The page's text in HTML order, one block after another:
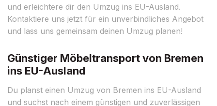
und erleichtere dir den Umzug ins EU-Ausland.
Kontaktiere uns jetzt für ein unverbindliches Angebot
und lass uns gemeinsam deinen Umzug planen!
Günstiger Möbeltransport von Bremen
ins EU-Ausland
Du planst einen Umzug von Bremen ins EU-Ausland
und suchst nach einem günstigen und zuverlässigen